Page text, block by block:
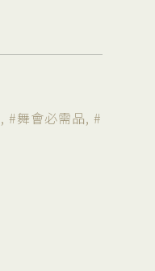
, #舞會必需品, #